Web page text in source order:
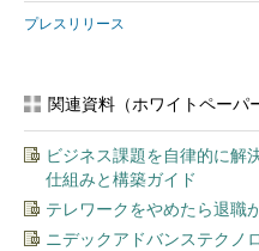
プレスリリース
関連資料（ホワイトペーパ
ビジネス課題を自律的に解
仕組みと構築ガイド
テレワークをやめたら退職
ニデックアドバンステクノ